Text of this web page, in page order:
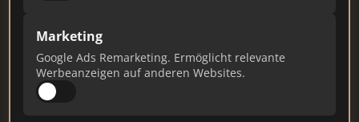
Marketing
Google Ads Remarketing. Ermöglicht relevante
Werbeanzeigen auf anderen Websites.
# MAKLER / FIRMA